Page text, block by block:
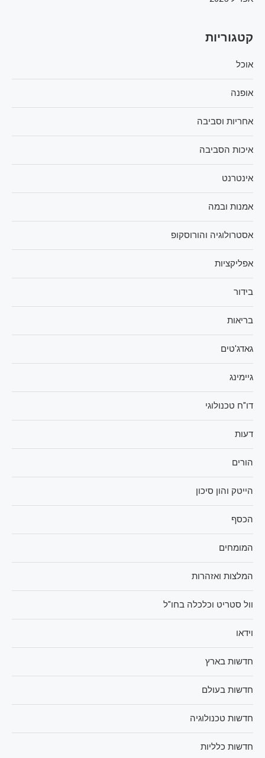
קטגוריות
אוכל
אופנה
אחריות וסביבה
איכות הסביבה
אינטרנט
אמנות ובמה
אסטרולוגיה והורוסקופ
אפליקציות
בידור
בריאות
גאדג'טים
גיימינג
דו"ח טכנולוגי
דעות
הורים
הייטק והון סיכון
הכסף
המומחים
המלצות ואזהרות
וול סטריט וכלכלה בחו"ל
וידאו
חדשות בארץ
חדשות בעולם
חדשות טכנולוגיה
חדשות כלליות